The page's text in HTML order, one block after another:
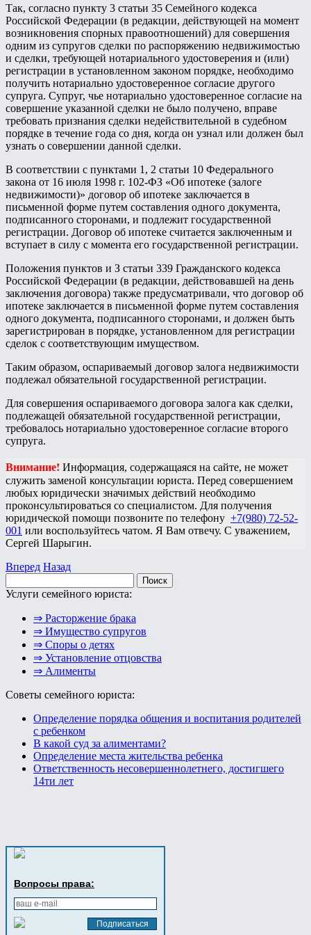
Так, согласно пункту 3 статьи 35 Семейного кодекса
Российской Федерации (в редакции, действующей на момент
возникновения спорных правоотношений) для совершения
одним из супругов сделки по распоряжению недвижимостью
и сделки, требующей нотариального удостоверения и (или)
регистрации в установленном законом порядке, необходимо
получить нотариально удостоверенное согласие другого
супруга. Супруг, чье нотариально удостоверенное согласие на
совершение указанной сделки не было получено, вправе
требовать признания сделки недействительной в судебном
порядке в течение года со дня, когда он узнал или должен был
узнать о совершении данной сделки.
В соответствии с пунктами 1, 2 статьи 10 Федерального
закона от 16 июля 1998 г. 102-ФЗ «Об ипотеке (залоге
недвижимости)» договор об ипотеке заключается в
письменной форме путем составления одного документа,
подписанного сторонами, и подлежит государственной
регистрации. Договор об ипотеке считается заключенным и
вступает в силу с момента его государственной регистрации.
Положения пунктов и З статьи 339 Гражданского кодекса
Российской Федерации (в редакции, действовавшей на день
заключения договора) также предусматривали, что договор об
ипотеке заключается в письменной форме путем составления
одного документа, подписанного сторонами, и должен быть
зарегистрирован в порядке, установленном для регистрации
сделок с соответствующим имуществом.
Таким образом, оспариваемый договор залога недвижимости
подлежал обязательной государственной регистрации.
Для совершения оспариваемого договора залога как сделки,
подлежащей обязательной государственной регистрации,
требовалось нотариально удостоверенное согласие второго
супруга.
Внимание! Информация, содержащаяся на сайте, не может
служить заменой консультации юриста. Перед совершением
любых юридически значимых действий необходимо
проконсультироваться со специалистом. Для получения
юридической помощи позвоните по телефону +7(980) 72-52-
001 или воспользуйтесь чатом. Я Вам отвечу. С уважением,
Сергей Шарыгин.
Вперед Назад
Услуги семейного юриста:
⇒ Расторжение брака
⇒ Имущество супругов
⇒ Споры о детях
⇒ Установление отцовства
⇒ Алименты
Советы семейного юриста:
Определение порядка общения и воспитания родителей
с ребенком
В какой суд за алиментами?
Определение места жительства ребенка
Ответственность несовершеннолетнего, достигшего
14ти лет
Вопросы права: